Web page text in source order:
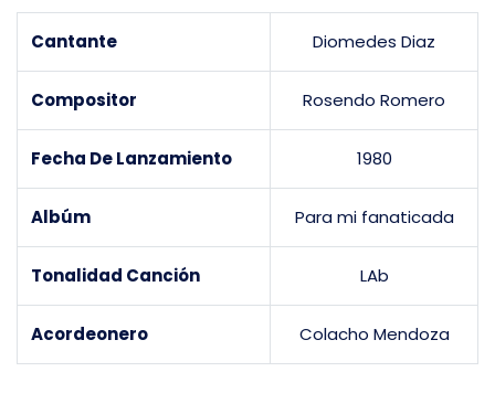
Cantante Diomedes Diaz
Compositor Rosendo Romero
Fecha De Lanzamiento 1980
Albúm Para mi fanaticada
Tonalidad Canción LAb
Acordeonero Colacho Mendoza